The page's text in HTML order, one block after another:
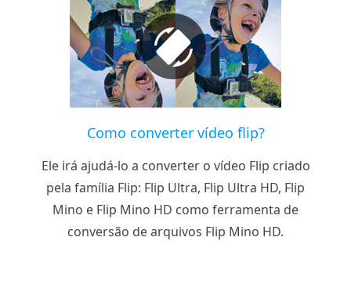
Como converter vídeo flip?
Ele irá ajudá-lo a converter o vídeo Flip criado
pela família Flip: Flip Ultra, Flip Ultra HD, Flip
Mino e Flip Mino HD como ferramenta de
conversão de arquivos Flip Mino HD.